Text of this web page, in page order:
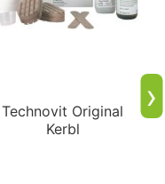
Technovit Original
Kerbl
›